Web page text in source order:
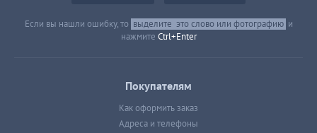
Если вы нашли ошибку, то выделите это слово или фотографию и
нажмите Ctrl+Enter
Покупателям
Как оформить заказ
Адреса и телефоны